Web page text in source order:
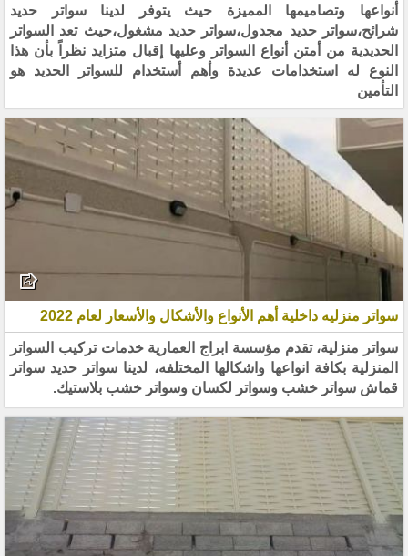
أنواعها وتصاميمها المميزة حيث يتوفر لدينا سواتر حديد
شرائح،سواتر حديد مجدول،سواتر حديد مشغول،حيث تعد السواتر
الحديدية من أمتن أنواع السواتر وعليها إقبال متزايد نظراً بأن هذا
النوع له استخدامات عديدة وأهم أستخدام للسواتر الحديد هو
التأمين
سواتر منزليه داخلية أهم الأنواع والأشكال والأسعار لعام 2022
سواتر منزلية، تقدم مؤسسة ابراج العمارية خدمات تركيب السواتر
المنزلية بكافة انواعها واشكالها المختلفه، لدينا سواتر حديد سواتر
قماش سواتر خشب وسواتر لكسان وسواتر خشب بلاستيك.